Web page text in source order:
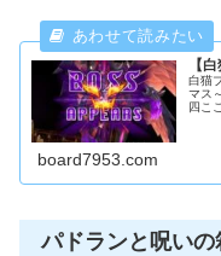
【
白猫
マス
四こ
board7953.com
パドランと呪いの